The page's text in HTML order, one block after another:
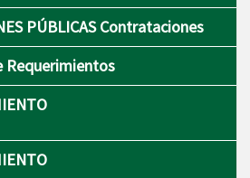
PÚBLICAS Contrataciones
Requerimientos